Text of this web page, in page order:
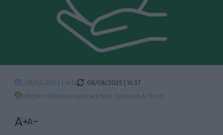
09/02/2023 | 14:16
08/08/2025 | 16:37
Ειδήσεις | Επιχειρηματικά Νέα Τρόφιμα & Ποτά